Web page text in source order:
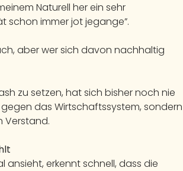
Naturell her ein sehr
schon immer jot jegange”.
aber wer sich davon nachhaltig
zu setzen, hat sich bisher noch nie
das Wirtschaftssystem, sondern
Verstand.
ansieht, erkennt schnell, dass die